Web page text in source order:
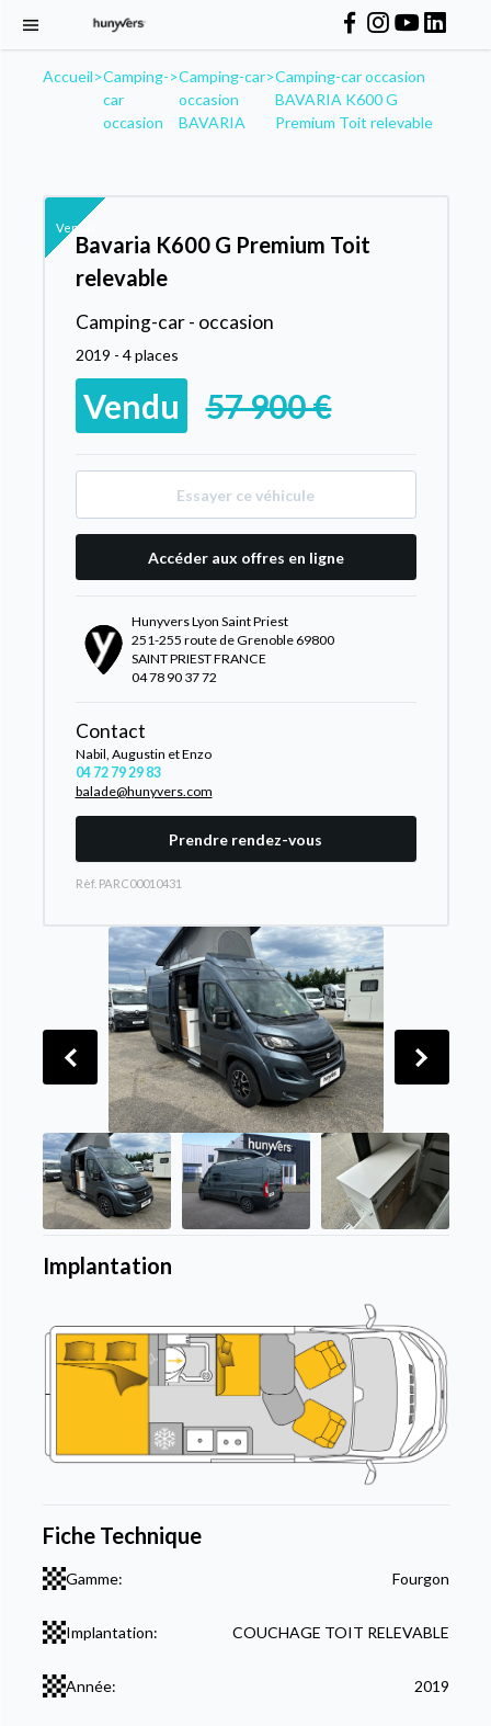
Accueil>Camping-
car
occasion
>Camping-car
occasion
BAVARIA
>Camping-car occasion
BAVARIA K600 G
Premium Toit relevable
Vendu
Bavaria K600 G Premium Toit
relevable
Camping-car - occasion
2019 - 4 places
Vendu 57 900 €
Essayer ce véhicule
Accéder aux offres en ligne
Hunyvers Lyon Saint Priest
251-255 route de Grenoble 69800
SAINT PRIEST FRANCE
04 78 90 37 72
Contact
Nabil, Augustin et Enzo
04 72 79 29 83
balade@hunyvers.com
Prendre rendez-vous
Rèf. PARC00010431
Implantation
Fiche Technique
Gamme: Fourgon
Implantation: COUCHAGE TOIT RELEVABLE
Année: 2019